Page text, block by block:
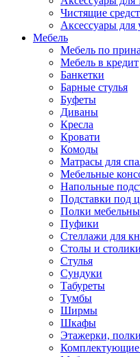
Чистящие
Аксессуары для
Мебель
Мебель по
Мебель в кредит
Банкетки
Барные стулья
Буфеты
Диваны
Кресла
Кровати
Комоды
Матрасы для
Мебельные
Напольные
Подставки под
Полки
Пуфики
Стеллажи для
Столы и столики
Стулья
Сундуки
Табуреты
Тумбы
Ширмы
Шкафы
Этажерки, полки
Комплектующие